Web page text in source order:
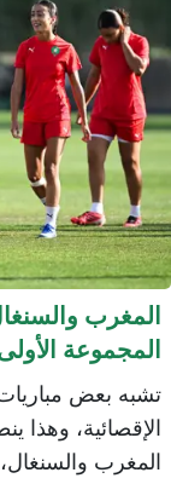
الأولى
بعض مباريات
وهذا